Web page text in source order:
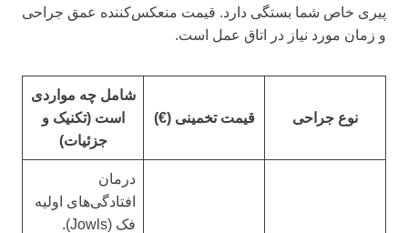
پیری خاص شما بستگی دارد. قیمت منعکس‌کننده عمق جراحی
و زمان مورد نیاز در اتاق عمل است.
نوع جراحی قیمت تخمینی (€)
شامل چه مواردی
است (تکنیک و
جزئیات)
درمان
افتادگی‌های اولیه
فک (Jowls).